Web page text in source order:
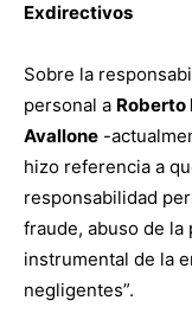
Exdirectivos
Sobre la
personal a Roberto
Avallone -
hizo referencia a
responsabilidad
fraude, abuso de
instrumental de la
negligentes”.